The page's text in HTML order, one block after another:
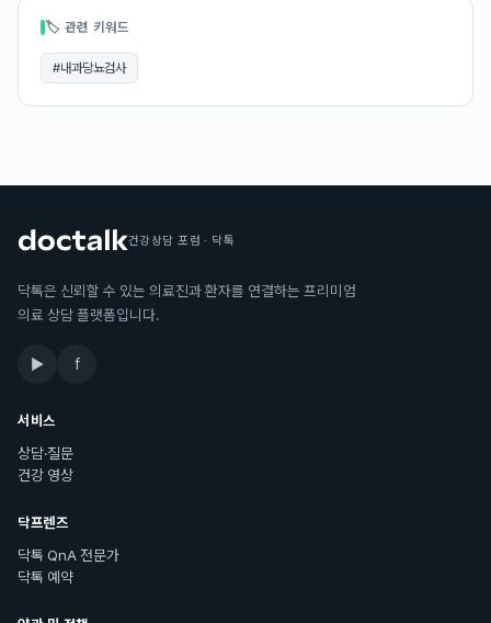
🏷 관련 키워드
#내과당뇨검사
건강상담 포럼 · 닥톡
닥톡은 신뢰할 수 있는 의료진과 환자를 연결하는 프리미엄
의료 상담 플랫폼입니다.
▶ f
서비스
상담·질문
건강 영상
닥프렌즈
닥톡 QnA 전문가
닥톡 예약